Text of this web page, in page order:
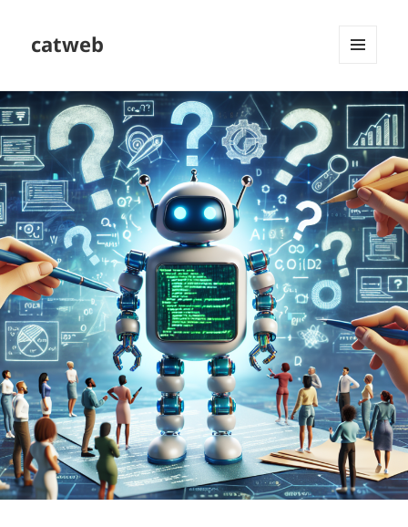
catweb
WIDGET